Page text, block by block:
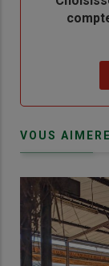
VOUS